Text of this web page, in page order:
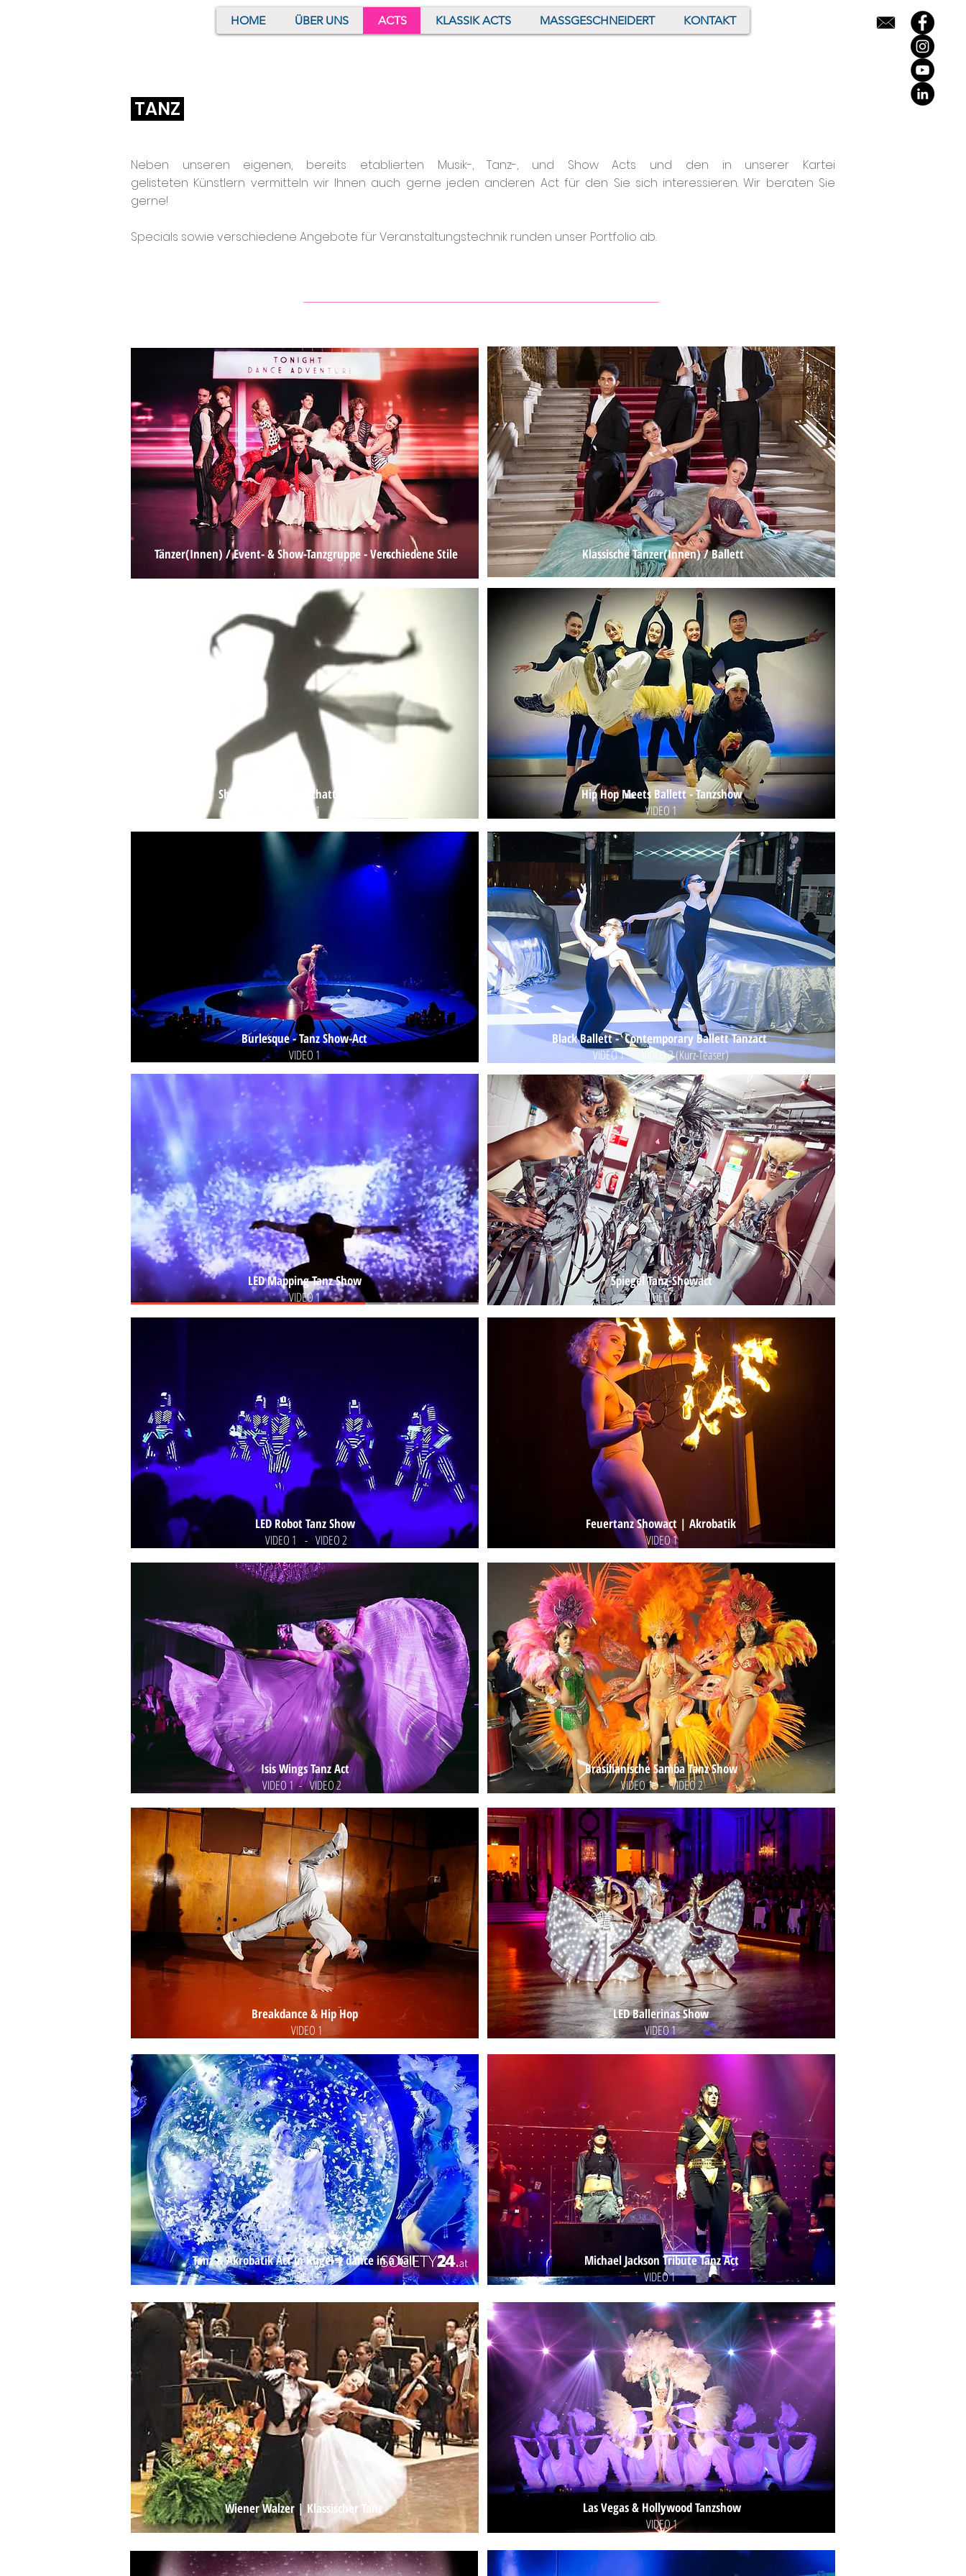
HOME ÜBER UNS ACTS KLASSIK ACTS MASSGESCHNEIDERT KONTAKT
TANZ
Neben unseren eigenen, bereits etablierten Musik-,Tanz-, und Show Acts und den in unserer Kartei
gelisteten Künstlern vermitteln wir Ihnen auch gerne jeden anderen Act für den Sie sich interessieren. Wir beraten Sie
gerne!
Specials sowie verschiedene Angebote fürVeranstaltungstechnik runden unser Portfolio ab.
Tänzer(Innen) / Event- & Show-Tanzgruppe - Verschiedene Stile Klassische Tänzer(Innen) / Ballett
Shadow Dancing - Schatten-Tanz-Act
VIDEO 1
Hip Hop Meets Ballett -Tanzshow
VIDEO 1
Burlesque - Tanz Show-Act
VIDEO 1
Black Ballett - Contemporary Ballett Tanzact
VIDEO 1- VIDEO 2 (Kurz-Teaser)
LED Mapping Tanz Show
VIDEO 1
Spiegel Tanz-Showact
VIDEO 1
LED Robot Tanz Show
VIDEO 1 - VIDEO 2
Feuertanz Showact | Akrobatik
VIDEO 1
Isis Wings Tanz Act
VIDEO 1-VIDEO 2
Brasilianische Samba Tanz Show
VIDEO 1-VIDEO 2
Breakdance & Hip Hop
VIDEO 1
LED Ballerinas Show
VIDEO 1
Tanz & Akrobatik Act in Kugel | dance in a ball
VIDEO 1
Michael Jackson Tribute Tanz Act
VIDEO 1
Wiener Walzer | Klassischer Tanz
Las Vegas & Hollywood Tanzshow
VIDEO 1